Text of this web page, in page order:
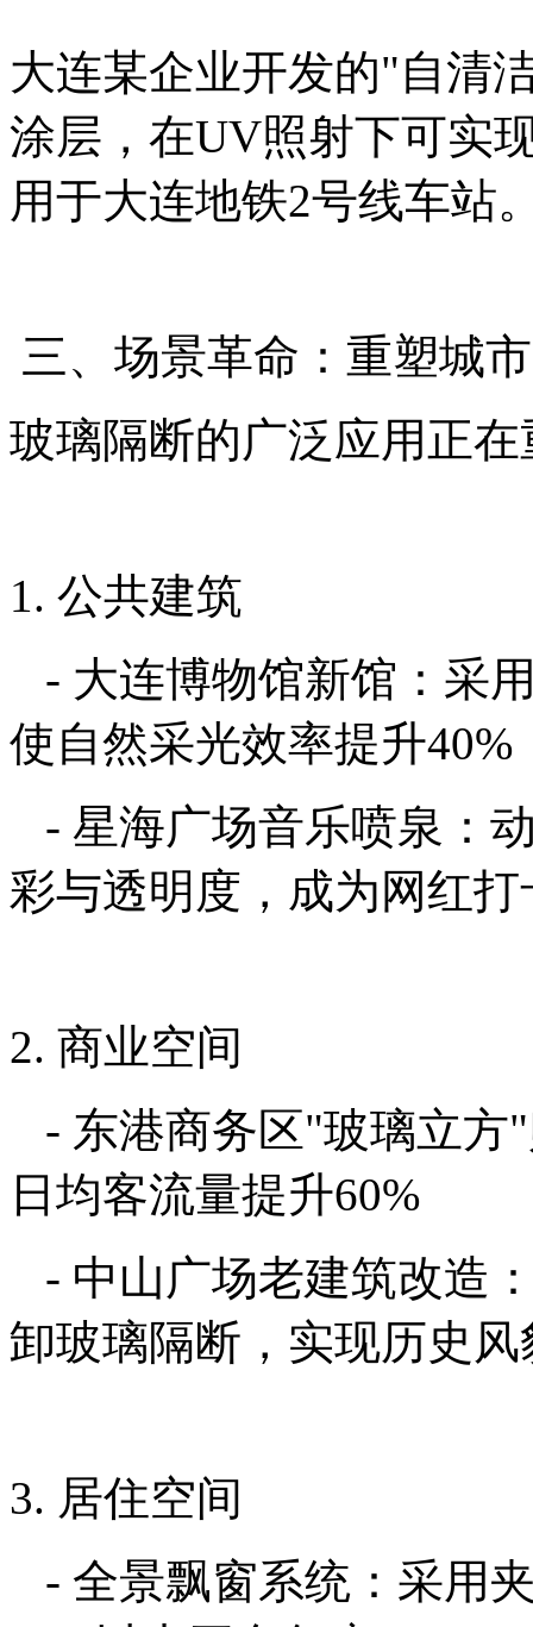
大连某企业开发的"自清
涂层，在UV照射下可实
用于大连地铁2号线车站
三、场景革命：重塑城
玻璃隔断的广泛应用正
1. 公共建筑
- 大连博物馆新馆：采
使自然采光效率提升40%
- 星海广场音乐喷泉：
彩与透明度，成为网红打
2. 商业空间
- 东港商务区"玻璃立方
日均客流量提升60%
- 中山广场老建筑改造
卸玻璃隔断，实现历史
3. 居住空间
- 全景飘窗系统：采用